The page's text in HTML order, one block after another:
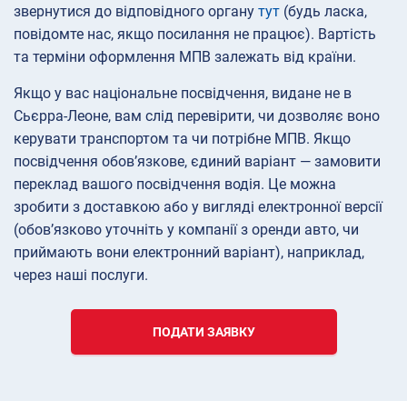
звернутися до відповідного органу тут (будь ласка,
повідомте нас, якщо посилання не працює). Вартість
та терміни оформлення МПВ залежать від країни.
Якщо у вас національне посвідчення, видане не в
Сьєрра-Леоне, вам слід перевірити, чи дозволяє воно
керувати транспортом та чи потрібне МПВ. Якщо
посвідчення обов’язкове, єдиний варіант — замовити
переклад вашого посвідчення водія. Це можна
зробити з доставкою або у вигляді електронної версії
(обов’язково уточніть у компанії з оренди авто, чи
приймають вони електронний варіант), наприклад,
через наші послуги.
ПОДАТИ ЗАЯВКУ